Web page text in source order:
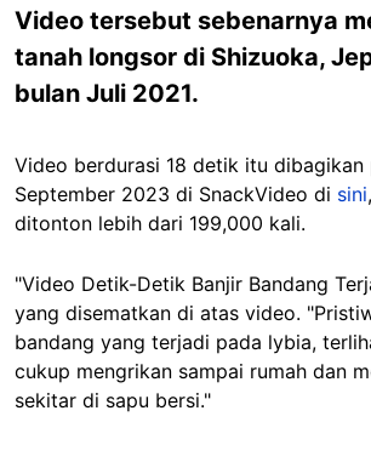
Video tersebut sebenarnya
tanah longsor di Shizuoka,
bulan Juli 2021.
Video berdurasi 18 detik itu dibagikan
September 2023 di SnackVideo di sini
ditonton lebih dari 199,000 kali.
"Video Detik-Detik Banjir Bandang
yang disematkan di atas video.
bandang yang terjadi pada lybia,
cukup mengrikan sampai rumah dan
sekitar di sapu bersi."